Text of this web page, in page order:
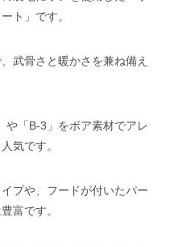
ト」です。
武骨さと暖かさを兼ね備え
や「B-3」をボア素材でアレ
気です。
プや、フードが付いたパー
富です。